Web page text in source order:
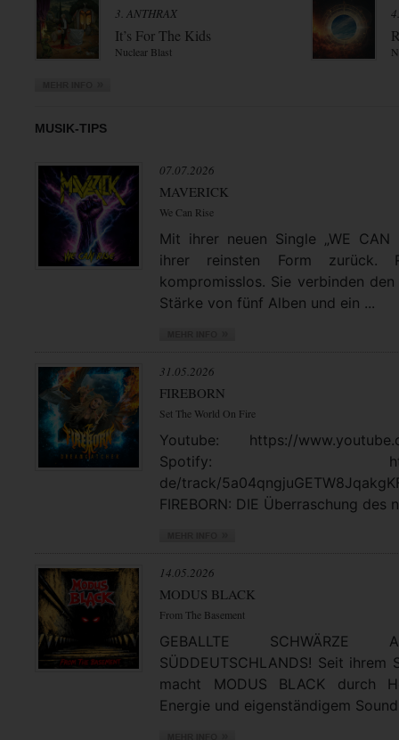
3. ANTHRAX
It’s For The Kids
Nuclear Blast
MUSIK-TIPS
07.07.2026
MAVERICK
We Can Rise
Mit ihrer neuen Single „WE CAN
ihrer reinsten Form zurück.
kompromisslos. Sie verbinden
Stärke von fünf Alben und ein ...
31.05.2026
FIREBORN
Set The World On Fire
Youtube: https://
Spotify: https://
de/track/
FIREBORN: DIE Überraschung des
14.05.2026
MODUS BLACK
From The Basement
GEBALLTE
SÜDDEUTSCHLANDS! Seit
macht MODUS BLACK durch
Energie und eigenständigem